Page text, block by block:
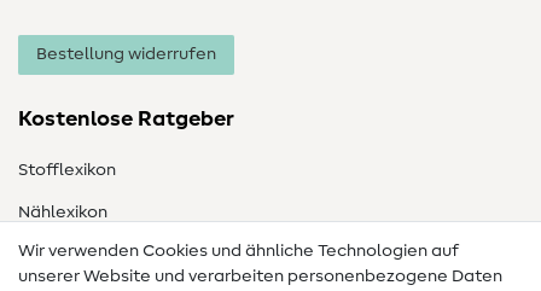
Bestellung widerrufen
Kostenlose Ratgeber
Stofflexikon
Nählexikon
Nähanleitungen
Wir verwenden Cookies und ähnliche Technologien auf
unserer Website und verarbeiten personenbezogene Daten